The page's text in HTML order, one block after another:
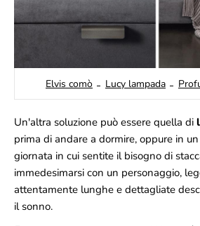
Elvis comò Lucy lampada
Un'altra soluzione può essere quella di
prima di andare a dormire, oppure in
giornata in cui sentite il bisogno di
immedesimarsi con un personaggio,
attentamente lunghe e dettagliate
il sonno.